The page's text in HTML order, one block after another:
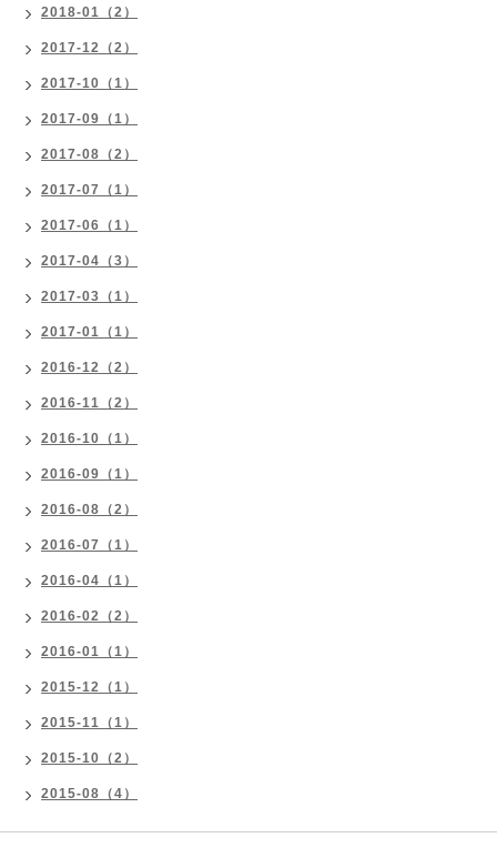
2018-01（2）
2017-12（2）
2017-10（1）
2017-09（1）
2017-08（2）
2017-07（1）
2017-06（1）
2017-04（3）
2017-03（1）
2017-01（1）
2016-12（2）
2016-11（2）
2016-10（1）
2016-09（1）
2016-08（2）
2016-07（1）
2016-04（1）
2016-02（2）
2016-01（1）
2015-12（1）
2015-11（1）
2015-10（2）
2015-08（4）